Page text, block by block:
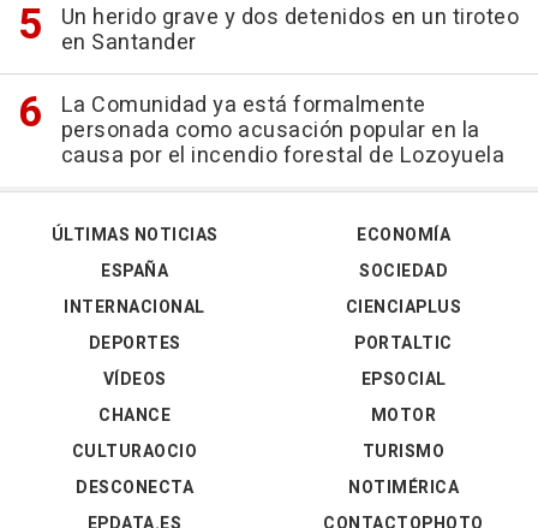
Un herido grave y dos detenidos en un tiroteo
en Santander
La Comunidad ya está formalmente
personada como acusación popular en la
causa por el incendio forestal de Lozoyuela
ÚLTIMAS NOTICIAS
ESPAÑA
INTERNACIONAL
DEPORTES
VÍDEOS
ECONOMÍA
SOCIEDAD
CIENCIAPLUS
PORTALTIC
EPSOCIAL
CHANCE
CULTURAOCIO
DESCONECTA
MOTOR
TURISMO
NOTIMÉRICA